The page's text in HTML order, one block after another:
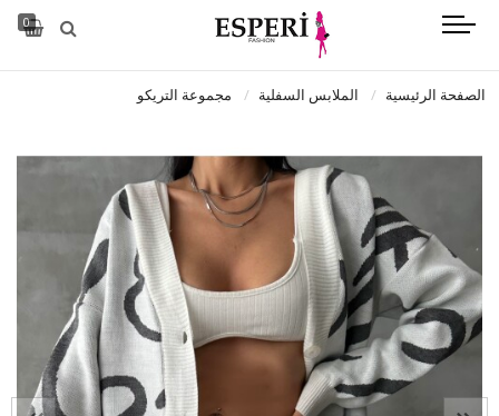
0
الصفحة الرئيسية الملابس السفلية مجموعة التريكو